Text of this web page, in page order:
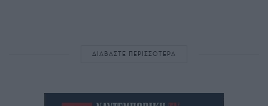
ΔΙΑΒΑΣΤΕ ΠΕΡΙΣΣΟΤΕΡΑ